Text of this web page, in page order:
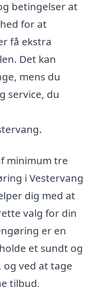
betingelser at
for at
få ekstra
Det kan
mens du
service, du
minimum tre
i Vestervang
dig med at
valg for din
er en
et sundt og
ved at tage
tilbud,